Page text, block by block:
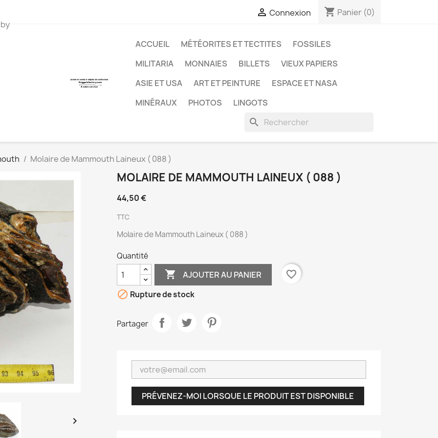
 Connexion shopping_cart Panier (0)
ACCUEIL MÉTÉORITES ET TECTITES
FOSSILES
MILITARIA
MONNAIES BILLETS
VIEUX PAPIERS
ASIE ET USA
ART ET PEINTURE
ESPACE ET NASA
MINÉRAUX
PHOTOS LINGOTS
search
Molaire de Mammouth Laineux ( 088 )

MOLAIRE DE MAMMOUTH LAINEUX ( 088 )
44,50 €
TTC
Molaire de Mammouth Laineux ( 088 )
Quantité
 AJOUTER AU PANIER
favorite_border
 Rupture de stock
Partager
PRÉVENEZ-MOI LORSQUE LE PRODUIT EST DISPONIBLE